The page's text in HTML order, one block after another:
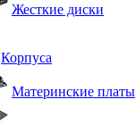
Жесткие диски
Корпуса
Материнские платы